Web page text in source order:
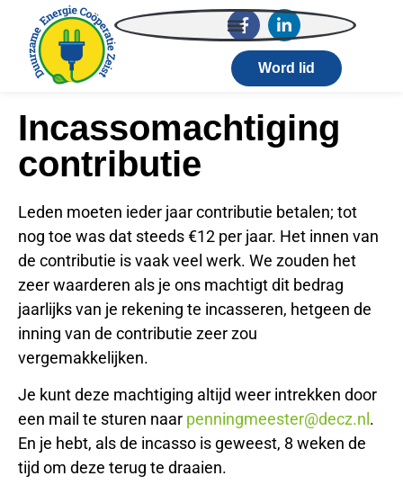
Word lid
Incassomachtiging
contributie
Leden moeten ieder jaar contributie betalen; tot
nog toe was dat steeds €12 per jaar. Het innen van
de contributie is vaak veel werk. We zouden het
zeer waarderen als je ons machtigt dit bedrag
jaarlijks van je rekening te incasseren, hetgeen de
inning van de contributie zeer zou
vergemakkelijken.
Je kunt deze machtiging altijd weer intrekken door
een mail te sturen naar penningmeester@decz.nl .
En je hebt, als de incasso is geweest, 8 weken de
tijd om deze terug te draaien.